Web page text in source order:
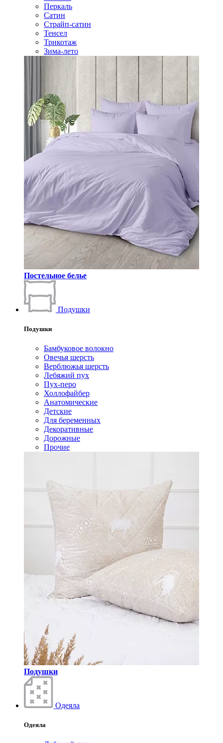
Перкаль
Сатин
Страйп-сатин
Тенсел
Трикотаж
Зима-лето
Постельное белье
Подушки
Подушки
Бамбуковое волокно
Овечья шерсть
Верблюжья шерсть
Лебяжий пух
Пух-перо
Холлофайбер
Анатомические
Детские
Для беременных
Декоративные
Дорожные
Прочие
Подушки
Одеяла
Одеяла